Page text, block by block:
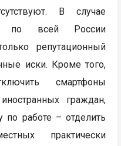
В случае
по всей России
репутационный
иски. Кроме того,
смартфоны
граждан,
работе – отделить
практически